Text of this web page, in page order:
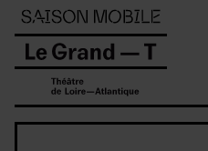
Panneau de gestion des cookies